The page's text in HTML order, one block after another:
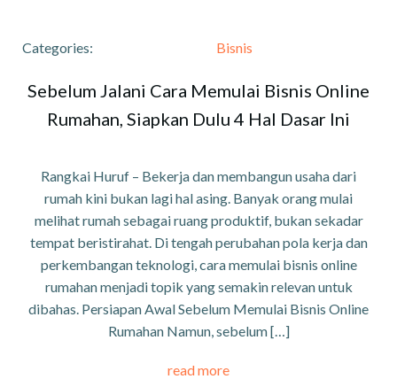
Categories: Bisnis
Sebelum Jalani Cara Memulai Bisnis Online
Rumahan, Siapkan Dulu 4 Hal Dasar Ini
Rangkai Huruf – Bekerja dan membangun usaha dari
rumah kini bukan lagi hal asing. Banyak orang mulai
melihat rumah sebagai ruang produktif, bukan sekadar
tempat beristirahat. Di tengah perubahan pola kerja dan
perkembangan teknologi, cara memulai bisnis online
rumahan menjadi topik yang semakin relevan untuk
dibahas. Persiapan Awal Sebelum Memulai Bisnis Online
Rumahan Namun, sebelum […]
read more